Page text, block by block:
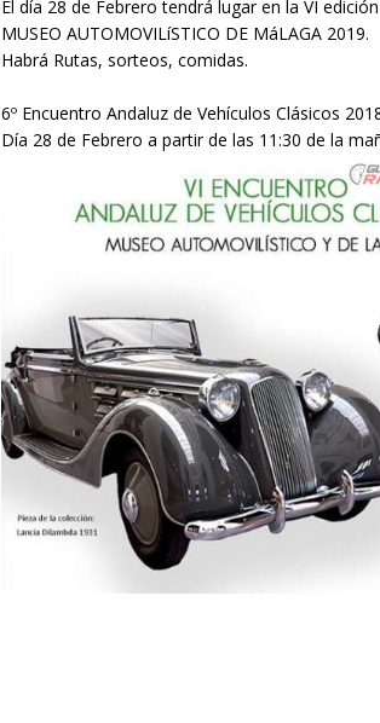
El día 28 de Febrero tendrá lugar en la VI
MUSEO AUTOMOVILíSTICO DE MáLAGA 2019.
Habrá Rutas, sorteos, comidas.
6º Encuentro Andaluz de Vehículos Clásicos
Día 28 de Febrero a partir de las 11:30 de la